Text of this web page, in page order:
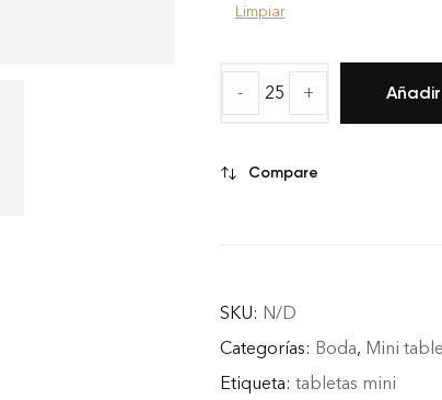
Limpiar
- +
Compare
SKU: N/D
Categorías: Boda, Mini
Etiqueta: tabletas mini